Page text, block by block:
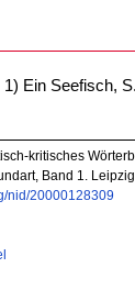
1) Ein Seefisch,
kritisches
Band 1.
nid/20000128309